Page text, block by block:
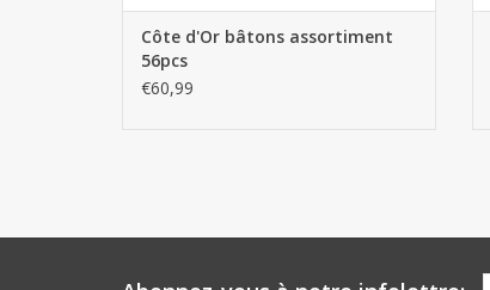
Côte d'Or bâtons assortiment
56pcs
€60,99